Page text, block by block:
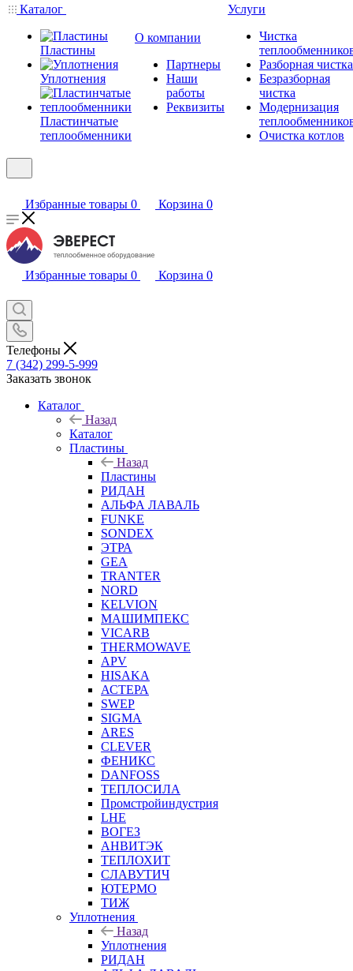
Каталог
Пластины
Уплотнения
Пластинчатые
теплообменники
О компании
Партнеры
Наши
работы
Реквизиты
Услуги
Чистка
Разборная чистка
Безразборная
чистка
Модернизация
Очистка котлов
Избранные товары 0 Корзина 0
Избранные товары 0 Корзина 0
Телефоны
7 (342) 299-5-999
Заказать звонок
Каталог
Назад
Каталог
Пластины
Назад
Пластины
РИДАН
АЛЬФА ЛАВАЛЬ
FUNKE
SONDEX
ЭТРА
GEA
TRANTER
NORD
KELVION
МАШИМПЕКС
VICARB
THERMOWAVE
APV
HISAKA
АСТЕРА
SWEP
SIGMA
ARES
CLEVER
ФЕНИКС
DANFOSS
ТЕПЛОСИЛА
Промстройиндустрия
LHE
ВОГЕЗ
АНВИТЭК
ТЕПЛОХИТ
СЛАВУТИЧ
ЮТЕРМО
ТИЖ
Уплотнения
Назад
Уплотнения
РИДАН